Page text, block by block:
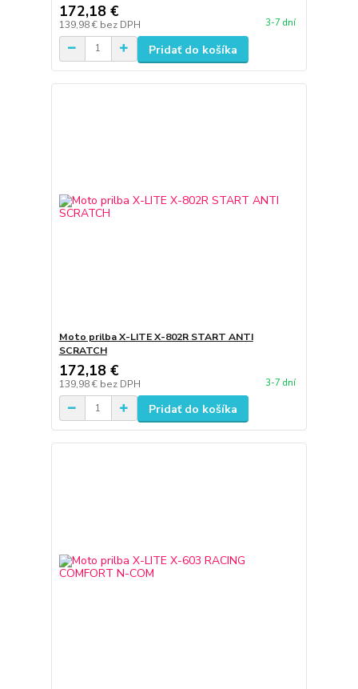
172,18 €
139,98 € bez DPH 3-7 dní
Pridať do košíka
Moto prilba X-LITE X-802R START ANTI
SCRATCH
172,18 €
139,98 € bez DPH 3-7 dní
Pridať do košíka